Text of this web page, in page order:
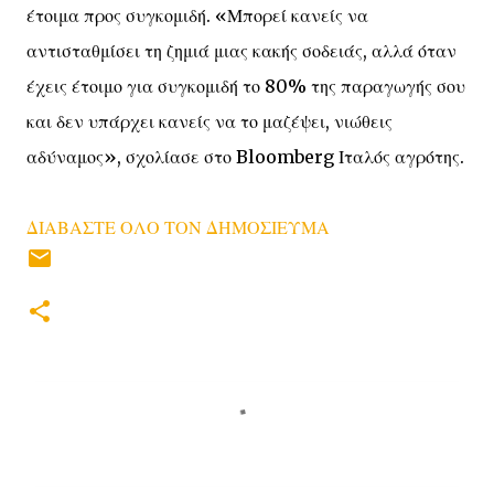
έτοιμα προς συγκομιδή. «Μπορεί κανείς να
αντισταθμίσει τη ζημιά μιας κακής σοδειάς, αλλά όταν
έχεις έτοιμο για συγκομιδή το 80% της παραγωγής σου
και δεν υπάρχει κανείς να το μαζέψει, νιώθεις
αδύναμος», σχολίασε στο Bloomberg Ιταλός αγρότης.
ΔΙΑΒΑΣΤΕ ΟΛΟ ΤΟΝ ΔΗΜΟΣΙΕΥΜΑ